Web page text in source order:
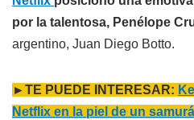
por la talentosa, Penélope
argentino, Juan Diego Botto.
►TE PUEDE INTERESAR:
Netflix en la piel de un